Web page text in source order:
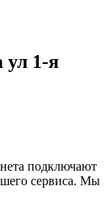
1-я
подключают
сервиса. Мы